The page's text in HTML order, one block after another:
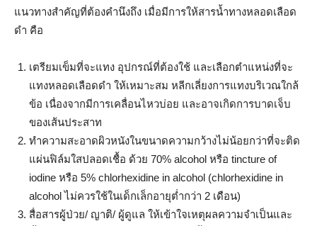
แนวทางสำคัญที่ต้องคำนึงถึง เมื่อมีการให้สารน้ำทางหลอดเลือด
ดำ คือ
เตรียมเข็มที่จะแทง อุปกรณ์ที่ต้องใช้ และเลือกตำแหน่งที่จะ
แทงหลอดเลือดดำ ให้เหมาะสม หลีกเลี่ยงการแทงบริเวณใกล้
ข้อ เนื่องจากมีการเคลื่อนไหวบ่อย และอาจเกิดการบาดเจ็บ
ของเส้นประสาท
ทำความสะอาดผิวหนังในขนาดความกว้างไม่น้อยกว่าที่จะติด
แผ่นฟิล์มใสปลอดเชื้อ ด้วย 70% alcohol หรือ tincture of
iodine หรือ 5% chlorhexidine in alcohol (chlorhexidine in
alcohol ไม่ควรใช้ในเด็กเล็กอายุต่ำกว่า 2 เดือน)
สื่อสารผู้ป่วย/ ญาติ/ ผู้ดูแล ให้เข้าใจเหตุผลความจำเป็นและ